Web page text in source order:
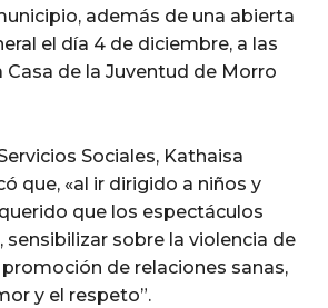
además de una abierta
el día 4 de diciembre, a las
Casa de la Juventud de Morro
Sociales, Kathaisa
que, «al ir dirigido a niños y
que los espectáculos
sensibilizar sobre la violencia de
de relaciones sanas,
y el respeto”.